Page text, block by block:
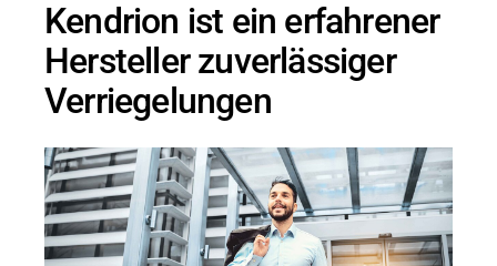
Kendrion ist ein erfahrener
Hersteller zuverlässiger
Verriegelungen